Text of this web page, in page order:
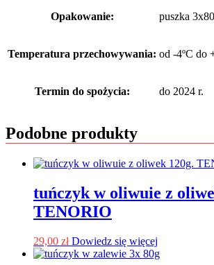
Opakowanie: puszka
Temperatura przechowywania: od -4ºC do
Termin do spożycia: do 2024 r.
Podobne produkty
tuńczyk w oliwuie z
TENORIO
29,00 zł Dowiedz się więcej